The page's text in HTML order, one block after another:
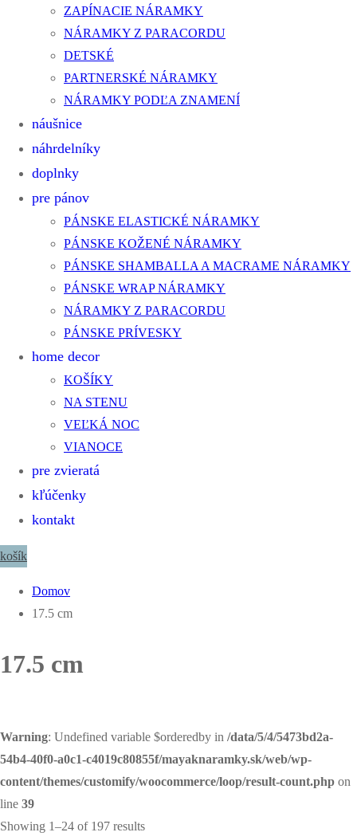
ZAPÍNACIE NÁRAMKY
NÁRAMKY Z PARACORDU
DETSKÉ
PARTNERSKÉ NÁRAMKY
NÁRAMKY PODĽA ZNAMENÍ
náušnice
náhrdelníky
doplnky
pre pánov
PÁNSKE ELASTICKÉ NÁRAMKY
PÁNSKE KOŽENÉ NÁRAMKY
PÁNSKE SHAMBALLA A MACRAME NÁRAMKY
PÁNSKE WRAP NÁRAMKY
NÁRAMKY Z PARACORDU
PÁNSKE PRÍVESKY
home decor
KOŠÍKY
NA STENU
VEĽKÁ NOC
VIANOCE
pre zvieratá
kľúčenky
kontakt
košík
Domov
17.5 cm
17.5 cm
Warning: Undefined variable $orderedby in /data/5/4/5473bd2a-
54b4-40f0-a0c1-c4019c80855f/mayaknaramky.sk/web/wp-
content/themes/customify/woocommerce/loop/result-count.php on
line 39
Showing 1–24 of 197 results